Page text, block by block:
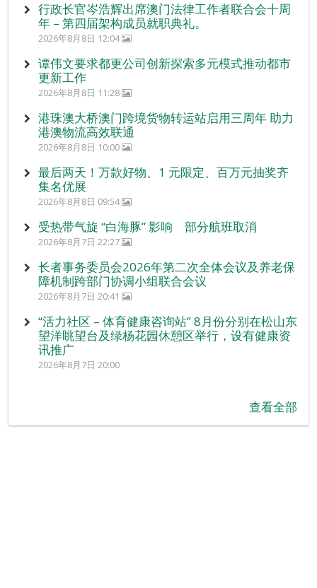
行政长官岑浩辉出席澳门法律工作者联合会十周
年 – 第四届架构成员就职典礼。
2026年8月8日 12:04
谭伟文要求都更公司创新探索多元模式推动都市
更新工作
2026年8月8日 11:28
港珠澳大桥澳门跨境货物转运站启用三周年 助力
港澳物流高效联通
2026年8月8日 10:00
最后两天！万款好物、1 元限定、百万元抽奖齐
集名优展
2026年8月8日 09:54
受热带气旋 “白海豚” 影响 部分航班取消
2026年8月7日 22:27
长者事务委员会2026年第二次全体会议及养老保
障机制跨部门协调小组联合会议
2026年8月7日 20:41
“活力社区 – 体育健康咨询站” 8月份分别在松山东
望洋眺望台及绿杨花园休憩区举行，设有健康资
讯推广
2026年8月7日 20:00
查看全部